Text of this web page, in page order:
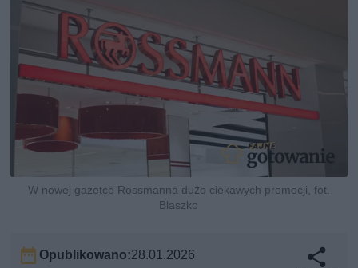
W nowej gazetce Rossmanna dużo ciekawych promocji, fot.
Blaszko
Opublikowano:28.01.2026